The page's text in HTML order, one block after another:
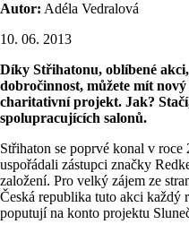
Autor: Adéla Vedralová
10. 06. 2013
Díky Střihatonu, oblíbené
dobročinnost, můžete mít
charitativní projekt. Jak?
spolupracujících salonů.
Střihaton se poprvé konal v
uspořádali zástupci značky
založení. Pro velký zájem ze
Česká republika tuto akci každý
poputují na konto projektu